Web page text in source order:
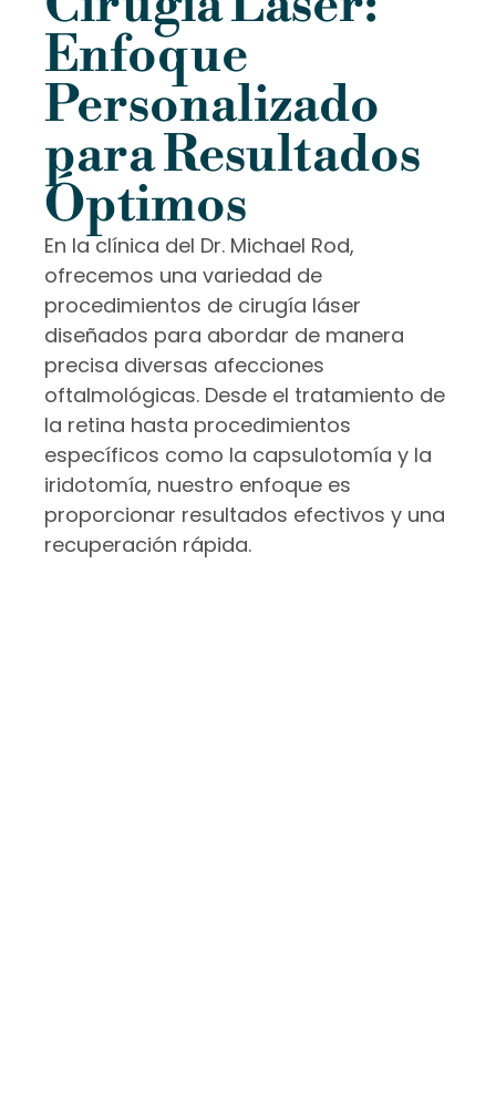
Enfoque
Personalizado
para Resultados
Óptimos
En la clínica del Dr. Michael Rod,
ofrecemos una variedad de
procedimientos de cirugía láser
diseñados para abordar de manera
precisa diversas afecciones
oftalmológicas. Desde el tratamiento de
la retina hasta procedimientos
específicos como la capsulotomía y la
iridotomía, nuestro enfoque es
proporcionar resultados efectivos y una
recuperación rápida.